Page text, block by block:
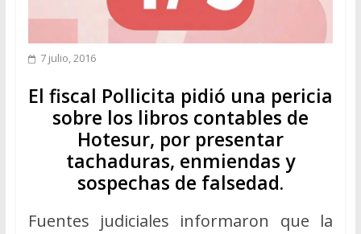
7 julio, 2016
El fiscal Pollicita pidió una pericia
sobre los libros contables de
Hotesur, por presentar
tachaduras, enmiendas y
sospechas de falsedad.
Fuentes judiciales informaron que la